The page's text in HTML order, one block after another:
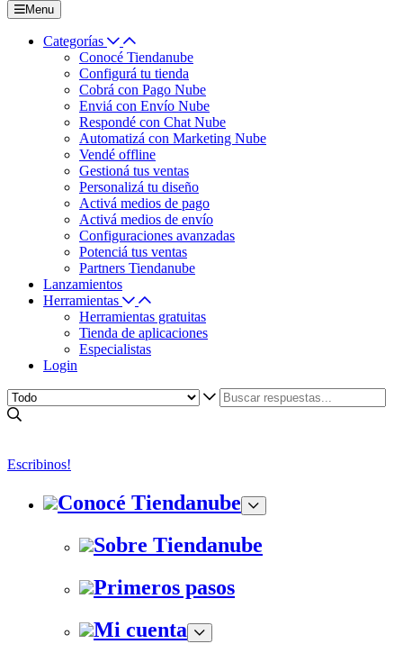
Menu
Categorías
Conocé Tiendanube
Configurá tu tienda
Cobrá con Pago Nube
Enviá con Envío Nube
Respondé con Chat Nube
Automatizá con Marketing Nube
Vendé offline
Gestioná tus ventas
Personalizá tu diseño
Activá medios de pago
Activá medios de envío
Configuraciones avanzadas
Potenciá tus ventas
Partners Tiendanube
Lanzamientos
Herramientas
Herramientas gratuitas
Tienda de aplicaciones
Especialistas
Login
Escribinos!
Conocé Tiendanube
Sobre Tiendanube
Primeros pasos
Mi cuenta